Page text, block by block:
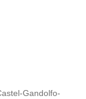
Gandolfo-